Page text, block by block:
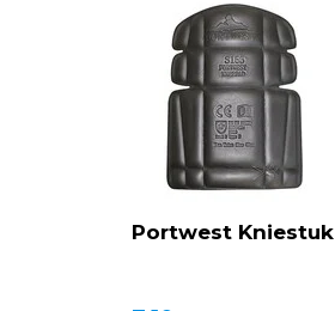
Portwest Kniestuk